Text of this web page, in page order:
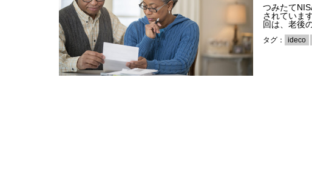
つみたて
されていま
回は、老後
タグ： ideco